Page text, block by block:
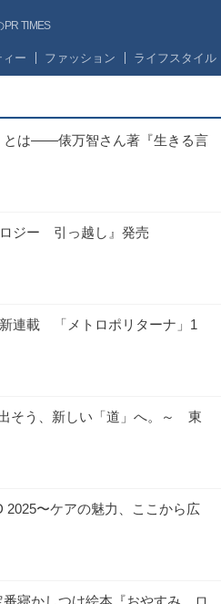
TIMES
ィー ファッション ライフスタイル
とは――俵万智さん著『生きる言
ロジー 引っ越し』発売
新連載 「メトロポリターナ」1
そう、新しい「道」へ。～ 東
2025〜ケアの魅力、ここから広
寝かしつけ絵本『おやすみ、ロ